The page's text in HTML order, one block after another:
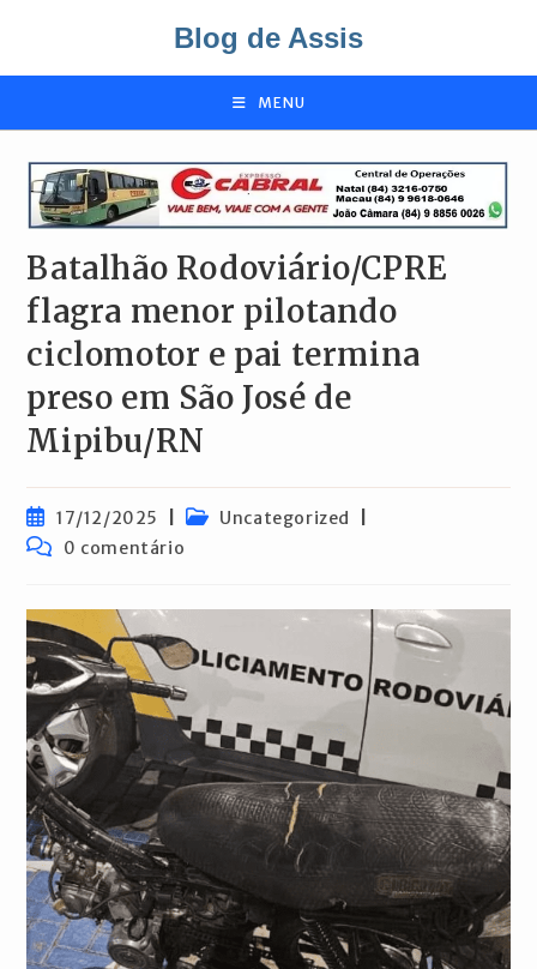
o
Blog de Assis
MENU
Batalhão Rodoviário/CPRE
flagra menor pilotando
ciclomotor e pai termina
preso em São José de
Mipibu/RN
Post
publicado:
17/12/2025
Categoria
Uncategorized
Comentários
0 comentário